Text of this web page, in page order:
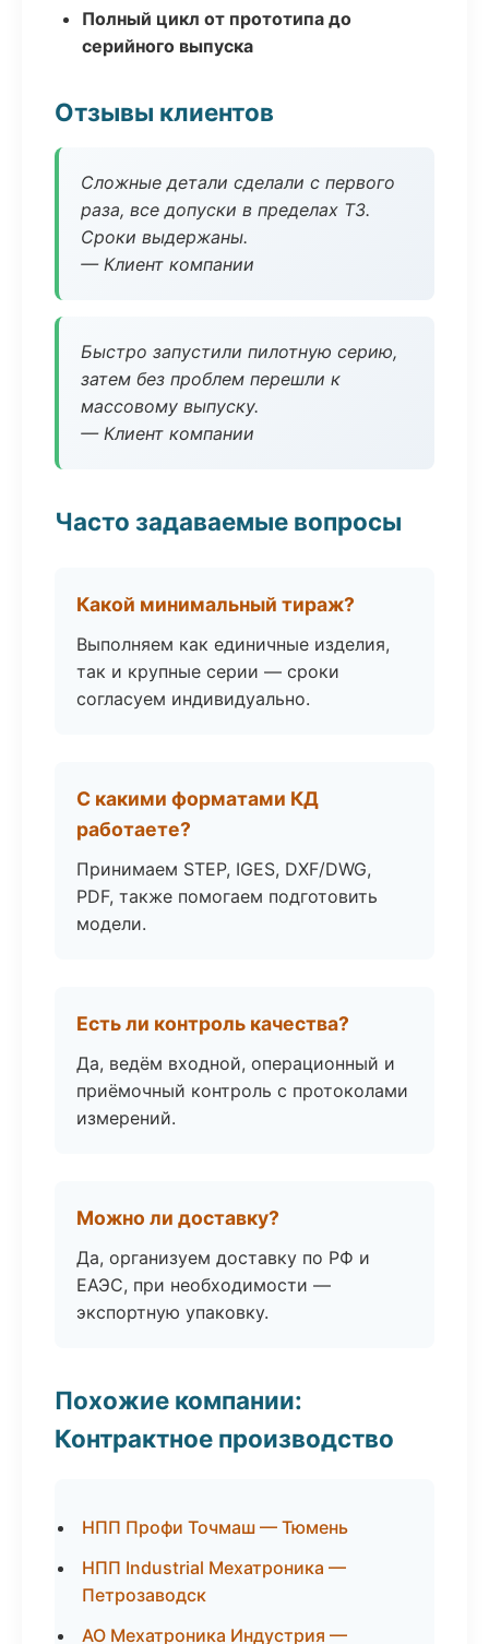
Полный цикл от прототипа до
серийного выпуска
Отзывы клиентов
Сложные детали сделали с первого
раза, все допуски в пределах ТЗ.
Сроки выдержаны.
— Клиент компании
Быстро запустили пилотную серию,
затем без проблем перешли к
массовому выпуску.
— Клиент компании
Часто задаваемые вопросы
Какой минимальный тираж?
Выполняем как единичные изделия,
так и крупные серии — сроки
согласуем индивидуально.
С какими форматами КД
работаете?
Принимаем STEP, IGES, DXF/DWG,
PDF, также помогаем подготовить
модели.
Есть ли контроль качества?
Да, ведём входной, операционный и
приёмочный контроль с протоколами
измерений.
Можно ли доставку?
Да, организуем доставку по РФ и
ЕАЭС, при необходимости —
экспортную упаковку.
Похожие компании:
Контрактное производство
НПП Профи Точмаш — Тюмень
НПП Industrial Мехатроника —
Петрозаводск
АО Мехатроника Индустрия —